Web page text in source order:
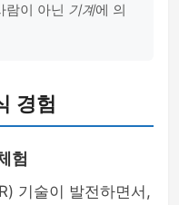
람이 아닌 기계에 의
경험
험
기술이 발전하면서,